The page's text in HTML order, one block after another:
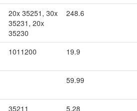
20x 35251, 30x
35231, 20x
35230
248.6
1011200 19.9
59.99
35211 5.28